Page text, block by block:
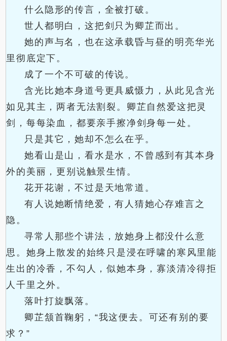
什么隐形的传言，全被打破。
世人都明白，这把剑只为卿芷而出。
她的声与名，也在这承载昏与昼的明亮华光
里彻底定下。
成了一个不可破的传说。
含光比她本身道号更具威慑力，从此见含光
如见其主，两者无法割裂。卿芷自然爱这把灵
剑，每每染血，都要亲手擦净剑身每一处。
只是其它，她却不怎么在乎。
她看山是山，看水是水，不曾感到有其本身
外的美丽，更别说触景生情。
花开花谢，不过是天地常道。
有人说她断情绝爱，有人猜她心存难言之
隐。
寻常人那些个讲法，放她身上都没什么意
思。她身上散发的始终只是浸在呼啸的寒风里能
生出的冷香，不勾人，似她本身，寡淡清冷得拒
人千里之外。
落叶打旋飘落。
卿芷颔首鞠躬，“我这便去。可还有别的要
求？”